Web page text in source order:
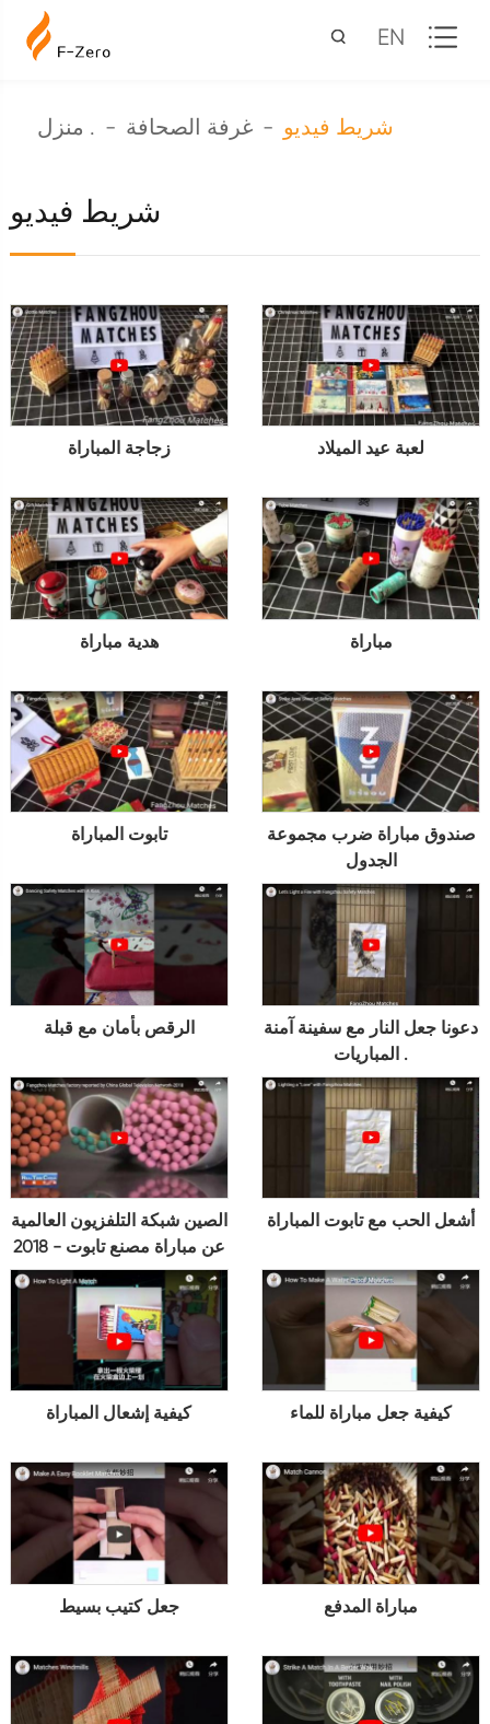
EN
منزل . غرفة الصحافة شريط فيديو
شريط فيديو
زجاجة المباراة لعبة عيد الميلاد
هدية مباراة مباراة
تابوت المباراة
صندوق مباراة ضرب مجموعة
الجدول
الرقص بأمان مع قبلة
دعونا جعل النار مع سفينة آمنة
المباريات .
الصين شبكة التلفزيون العالمية
عن مباراة مصنع تابوت - 2018
أشعل الحب مع تابوت المباراة
كيفية إشعال المباراة كيفية جعل مباراة للماء
جعل كتيب بسيط مباراة المدفع